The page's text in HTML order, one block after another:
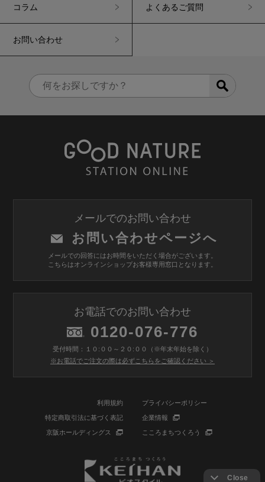
コラム よくあるご質問
お問い合わせ
メールでのお問い合わせ
お問い合わせページへ
メールでの回答にはお時間をいただく場合がございます。
こちらはオンラインショップお客様専用窓口となります。
お電話でのお問い合わせ
0120-076-776
受付時間：１０:００～２０:００（※年末年始を除く）
※お電話でご注文の際は必ずこちらをご確認ください ＞
利用規約 プライバシーポリシー
特定商取引法に基づく表記 企業情報
京阪ホールディングス こころまちつくろう